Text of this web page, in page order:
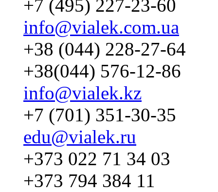
+7 (495) 227-23-60
info@vialek.com.ua
+38 (044) 228-27-64
+38(044) 576-12-86
info@vialek.kz
+7 (701) 351-30-35
edu@vialek.ru
+373 022 71 34 03
+373 794 384 11